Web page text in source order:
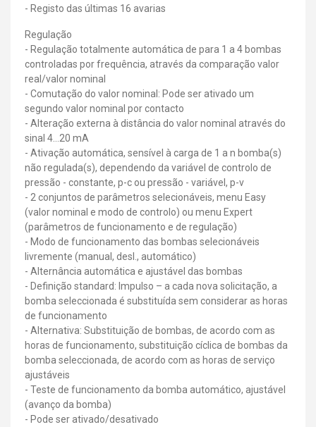
- Registo das últimas 16 avarias
Regulação
- Regulação totalmente automática de para 1 a 4 bombas
controladas por frequência, através da comparação valor
real/valor nominal
- Comutação do valor nominal: Pode ser ativado um
segundo valor nominal por contacto
- Alteração externa à distância do valor nominal através do
sinal 4…20 mA
- Ativação automática, sensível à carga de 1 a n bomba(s)
não regulada(s), dependendo da variável de controlo de
pressão - constante, p-c ou pressão - variável, p-v
- 2 conjuntos de parâmetros selecionáveis, menu Easy
(valor nominal e modo de controlo) ou menu Expert
(parâmetros de funcionamento e de regulação)
- Modo de funcionamento das bombas selecionáveis
livremente (manual, desl., automático)
- Alternância automática e ajustável das bombas
- Definição standard: Impulso – a cada nova solicitação, a
bomba seleccionada é substituída sem considerar as horas
de funcionamento
- Alternativa: Substituição de bombas, de acordo com as
horas de funcionamento, substituição cíclica de bombas da
bomba seleccionada, de acordo com as horas de serviço
ajustáveis
- Teste de funcionamento da bomba automático, ajustável
(avanço da bomba)
- Pode ser ativado/desativado